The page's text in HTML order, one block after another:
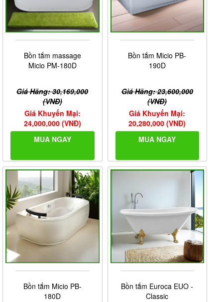
Bồn tắm massage
Micio PM-180D
Giá Hãng: 30,169,000
(VNĐ)
Giá Khuyến Mại:
24,000,000 (VNĐ)
MUA NGAY
Bồn tắm Micio PB-
190D
Giá Hãng: 23,600,000
(VNĐ)
Giá Khuyến Mại:
20,280,000 (VNĐ)
MUA NGAY
Bồn tắm Micio PB-
180D
Bồn tắm Euroca EUO -
Classic